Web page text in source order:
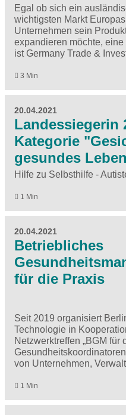
Egal ob sich ein
wichtigsten Markt
Unternehmen sein
expandieren möchte,
ist Germany Trade &
3 Min
20.04.2021
Landessiegerin
Kategorie
gesundes
Hilfe zu Selbsthilfe -
1 Min
20.04.2021
Betriebliches
für die Praxis
Seit 2019 organisiert
Technologie in
Netzwerktreffen „BGM für
von Unternehmen,
1 Min